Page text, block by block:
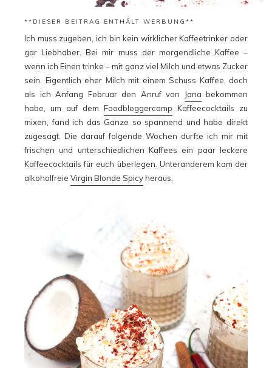
**DIESER BEITRAG ENTHÄLT WERBUNG**
Ich muss zugeben, ich bin kein wirklicher Kaffeetrinker oder
gar Liebhaber. Bei mir muss der morgendliche Kaffee –
wenn ich Einen trinke – mit ganz viel Milch und etwas Zucker
sein. Eigentlich eher Milch mit einem Schuss Kaffee, doch
als ich Anfang Februar den Anruf von Jana bekommen
habe, um auf dem Foodbloggercamp Kaffeecocktails zu
mixen, fand ich das Ganze so spannend und habe direkt
zugesagt. Die darauf folgende Wochen durfte ich mir mit
frischen und unterschiedlichen Kaffees ein paar leckere
Kaffeecocktails für euch überlegen. Unteranderem kam der
alkoholfreie Virgin Blonde Spicyheraus.